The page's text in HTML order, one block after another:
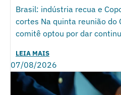
Brasil: indústria recua e
cortes Na quinta reunião do
comitê optou por dar
LEIA MAIS
07/08/2026